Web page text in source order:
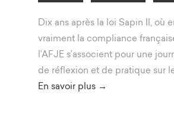
Dix ans après la loi Sapin II, où
vraiment la compliance
l’AFJE s’associent pour une
de réflexion et de pratique sur
En savoir plus →